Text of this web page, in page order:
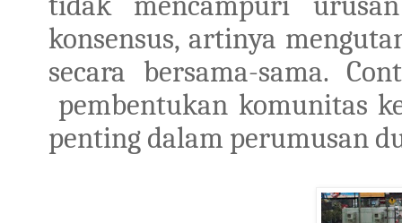
konsensus, artinya
secara bersama-sama.
pembentukan komunitas
penting dalam perumusan